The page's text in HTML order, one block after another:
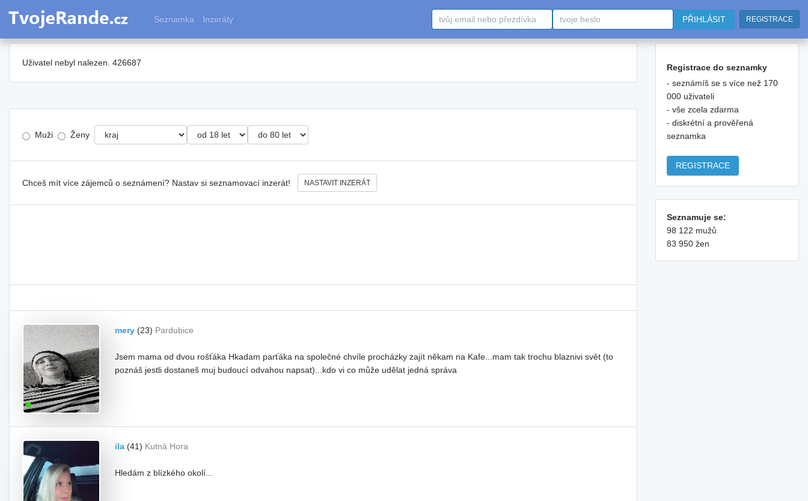
Seznamka Inzeráty PŘIHLÁSIT REGISTRACE
Uživatel nebyl nalezen. 426687
Muži Ženy
Chceš mít více zájemců o seznámení? Nastav si seznamovací inzerát! NASTAVIT INZERÁT
mery (23) Pardubice
Jsem mama od dvou rošťáka Hkadam parťáka na společné chvíle procházky zajít někam na Kafe...mam tak trochu blaznivi svět (to
poznáš jestli dostaneš muj budoucí odvahou napsat)...kdo vi co může udělat jedná správa
ila (41) Kutná Hora
Hledám z blízkého okolí...
Registrace do seznamky
- seznámíš se s více než 170
000 uživateli
- vše zcela zdarma
- diskrétní a prověřená
seznamka
REGISTRACE
Seznamuje se:
98 122 mužů
83 950 žen